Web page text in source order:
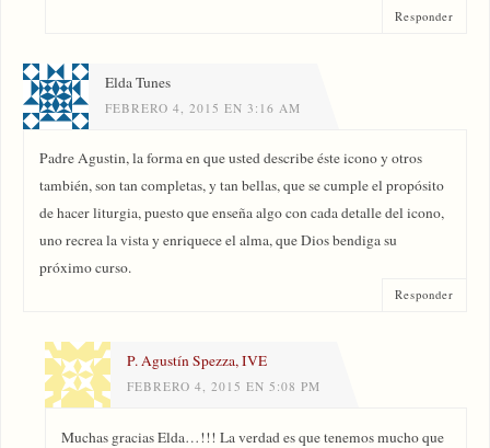
Responder
Elda Tunes
FEBRERO 4, 2015 EN 3:16 AM
Padre Agustin, la forma en que usted describe éste icono y otros
también, son tan completas, y tan bellas, que se cumple el propósito
de hacer liturgia, puesto que enseña algo con cada detalle del icono,
uno recrea la vista y enriquece el alma, que Dios bendiga su
próximo curso.
Responder
P. Agustín Spezza, IVE
FEBRERO 4, 2015 EN 5:08 PM
Muchas gracias Elda…!!! La verdad es que tenemos mucho que